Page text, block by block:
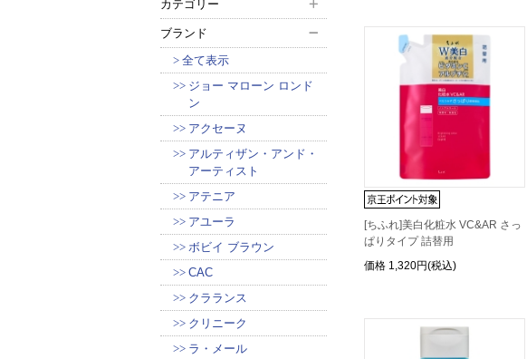
カテゴリー
ブランド
全て表示
ジョー マローン ロンド
ン
アクセーヌ
アルティザン・アンド・
アーティスト
アテニア
アユーラ
ボビイ ブラウン
CAC
クラランス
クリニーク
ラ・メール
[ちふれ]美白化粧水 VC&AR さっ
ぱりタイプ 詰替用
価格 1,320円(税込)